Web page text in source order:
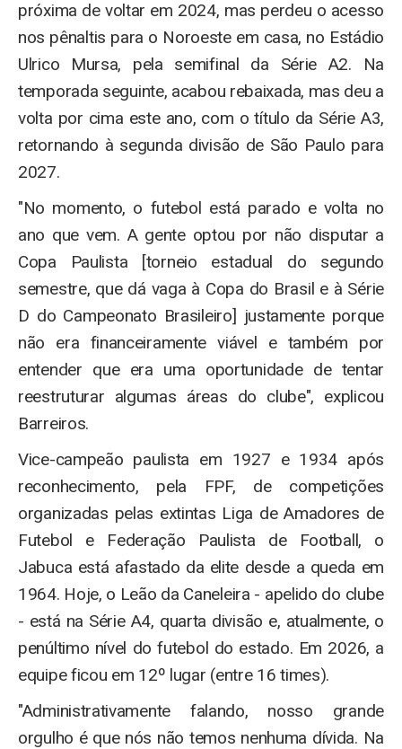
próxima de voltar em 2024, mas perdeu o acesso
nos pênaltis para o Noroeste em casa, no Estádio
Ulrico Mursa, pela semifinal da Série A2. Na
temporada seguinte, acabou rebaixada, mas deu a
volta por cima este ano, com o título da Série A3,
retornando à segunda divisão de São Paulo para
2027.
"No momento, o futebol está parado e volta no
ano que vem. A gente optou por não disputar a
Copa Paulista [torneio estadual do segundo
semestre, que dá vaga à Copa do Brasil e à Série
D do Campeonato Brasileiro] justamente porque
não era financeiramente viável e também por
entender que era uma oportunidade de tentar
reestruturar algumas áreas do clube", explicou
Barreiros.
Vice-campeão paulista em 1927 e 1934 após
reconhecimento, pela FPF, de competições
organizadas pelas extintas Liga de Amadores de
Futebol e Federação Paulista de Football, o
Jabuca está afastado da elite desde a queda em
1964. Hoje, o Leão da Caneleira - apelido do clube
- está na Série A4, quarta divisão e, atualmente, o
penúltimo nível do futebol do estado. Em 2026, a
equipe ficou em 12º lugar (entre 16 times).
"Administrativamente falando, nosso grande
orgulho é que nós não temos nenhuma dívida. Na